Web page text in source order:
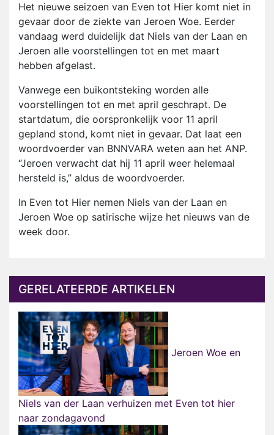
Het nieuwe seizoen van Even tot Hier komt niet in
gevaar door de ziekte van Jeroen Woe. Eerder
vandaag werd duidelijk dat Niels van der Laan en
Jeroen alle voorstellingen tot en met maart
hebben afgelast.
Vanwege een buikontsteking worden alle
voorstellingen tot en met april geschrapt. De
startdatum, die oorspronkelijk voor 11 april
gepland stond, komt niet in gevaar. Dat laat een
woordvoerder van BNNVARA weten aan het ANP.
“Jeroen verwacht dat hij 11 april weer helemaal
hersteld is,” aldus de woordvoerder.
In Even tot Hier nemen Niels van der Laan en
Jeroen Woe op satirische wijze het nieuws van de
week door.
GERELATEERDE ARTIKELEN
Jeroen Woe en
Niels van der Laan verhuizen met Even tot hier
naar zondagavond